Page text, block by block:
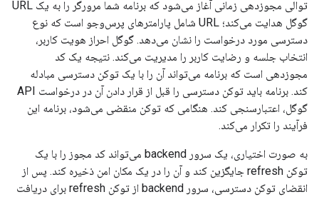
توالی مجوزدهی زمانی آغاز می‌شود که برنامه شما مرورگر را به یک URL
گوگل هدایت می‌کند؛ URL شامل پارامترهای پرس‌وجو است که نوع
دسترسی مورد درخواست را نشان می‌دهد. گوگل احراز هویت کاربر،
انتخاب جلسه و رضایت کاربر را مدیریت می‌کند. نتیجه یک کد
مجوزدهی است که برنامه می‌تواند آن را با یک توکن دسترسی مبادله
کند. برنامه باید توکن دسترسی را قبل از قرار دادن آن در درخواست API
گوگل، اعتبارسنجی کند. هنگامی که توکن منقضی می‌شود، برنامه این
فرآیند را تکرار می‌کند.
به صورت اختیاری، یک سرور backend می‌تواند کد مجوز را با یک
توکن refresh جایگزین کند و آن را در یک مکان امن ذخیره کند. پس از
انقضای توکن دسترسی، سرور backend از توکن refresh برای دریافت